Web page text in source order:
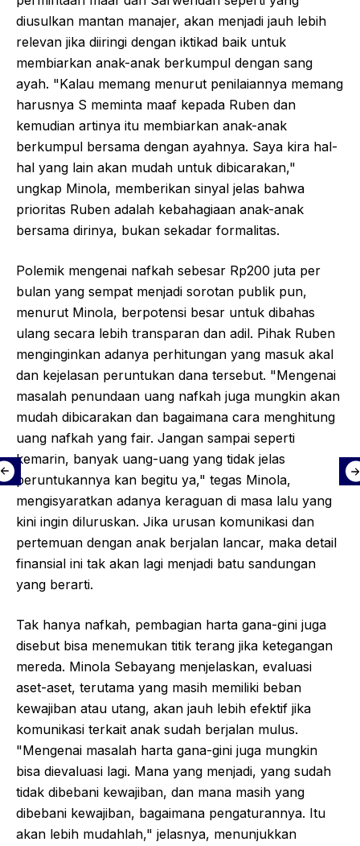
diusulkan mantan manajer, akan menjadi jauh lebih
relevan jika diiringi dengan iktikad baik untuk
membiarkan anak-anak berkumpul dengan sang
ayah. "Kalau memang menurut penilaiannya memang
harusnya S meminta maaf kepada Ruben dan
kemudian artinya itu membiarkan anak-anak
berkumpul bersama dengan ayahnya. Saya kira hal-
hal yang lain akan mudah untuk dibicarakan,"
ungkap Minola, memberikan sinyal jelas bahwa
prioritas Ruben adalah kebahagiaan anak-anak
bersama dirinya, bukan sekadar formalitas.
Polemik mengenai nafkah sebesar Rp200 juta per
bulan yang sempat menjadi sorotan publik pun,
menurut Minola, berpotensi besar untuk dibahas
ulang secara lebih transparan dan adil. Pihak Ruben
menginginkan adanya perhitungan yang masuk akal
dan kejelasan peruntukan dana tersebut. "Mengenai
masalah penundaan uang nafkah juga mungkin akan
mudah dibicarakan dan bagaimana cara menghitung
uang nafkah yang fair. Jangan sampai seperti
kemarin, banyak uang-uang yang tidak jelas
peruntukannya kan begitu ya," tegas Minola,
mengisyaratkan adanya keraguan di masa lalu yang
kini ingin diluruskan. Jika urusan komunikasi dan
pertemuan dengan anak berjalan lancar, maka detail
finansial ini tak akan lagi menjadi batu sandungan
yang berarti.
Tak hanya nafkah, pembagian harta gana-gini juga
disebut bisa menemukan titik terang jika ketegangan
mereda. Minola Sebayang menjelaskan, evaluasi
aset-aset, terutama yang masih memiliki beban
kewajiban atau utang, akan jauh lebih efektif jika
komunikasi terkait anak sudah berjalan mulus.
"Mengenai masalah harta gana-gini juga mungkin
bisa dievaluasi lagi. Mana yang menjadi, yang sudah
tidak dibebani kewajiban, dan mana masih yang
dibebani kewajiban, bagaimana pengaturannya. Itu
akan lebih mudahlah," jelasnya, menunjukkan